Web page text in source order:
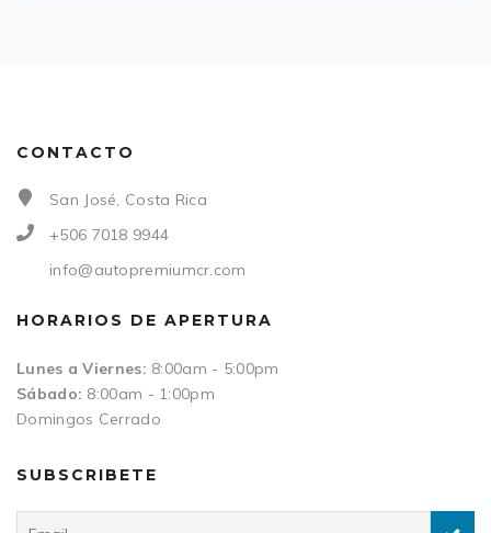
CONTACTO
San José, Costa Rica
+506 7018 9944
info@autopremiumcr.com
HORARIOS DE APERTURA
Lunes a Viernes: 8:00am - 5:00pm
Sábado: 8:00am - 1:00pm
Domingos Cerrado
SUBSCRIBETE